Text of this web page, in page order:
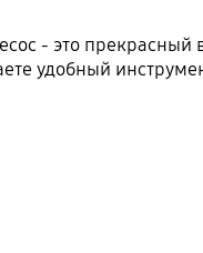
- это прекрасный
удобный